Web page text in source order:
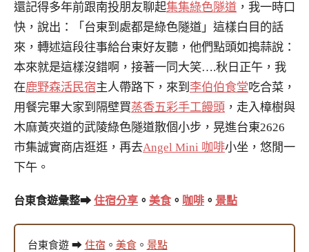
還記得多年前跟南投朋友聊起集集綠色隧道 ，我一時口
快，說出：「台東到處都是綠色隧道」這樣白目的話
來，轉述這段往事給台東好友聽，他們點頭如搗蒜說：
本來就是這樣沒錯啊，接著一同大笑….秋日正午，我
在鹿野森活民宿主人帶路下，來到 李伯伯食堂吃合菜，
用餐完畢大家到隔壁買蒸香五彩手工饅頭 ，走入樟樹與
木麻黃夾道的武陵綠色隧道散個小步，晃進台東2626
市集誠實商店逛逛，再去Angel Mini 咖啡小坐，悠閒一
下午。
台東食遊彙整➡ 住宿分享 。 美食。 咖啡 。 景點
台東食遊 ➡ 住宿 。 美食。 景點